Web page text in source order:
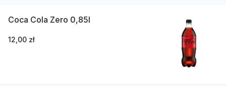
Coca Cola Zero 0,85l
12,00 zł